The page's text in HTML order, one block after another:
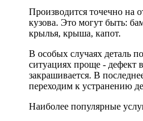
Производится точечно на
кузова. Это могут быть:
крылья, крыша, капот.
В особых случаях деталь
ситуациях проще - дефект
закрашивается. В
переходим к устранению
Наиболее популярные